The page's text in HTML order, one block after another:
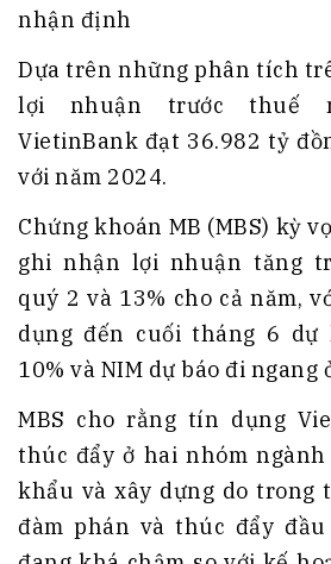
nhận định
Dựa trên những phân tích
lợi nhuận trước thuế
VietinBank đạt 36.982 tỷ
với năm 2024.
Chứng khoán MB (MBS) kỳ
ghi nhận lợi nhuận tăng
quý 2 và 13% cho cả năm,
dụng đến cuối tháng 6 dự
10% và NIM dự báo đi ngang
MBS cho rằng tín dụng
thúc đẩy ở hai nhóm
khẩu và xây dựng do trong
đàm phán và thúc đẩy